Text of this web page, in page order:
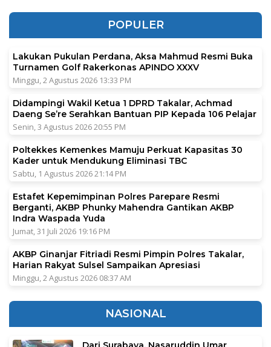
POPULER
Lakukan Pukulan Perdana, Aksa Mahmud Resmi Buka
Turnamen Golf Rakerkonas APINDO XXXV
Minggu, 2 Agustus 2026 13:33 PM
Didampingi Wakil Ketua 1 DPRD Takalar, Achmad
Daeng Se’re Serahkan Bantuan PIP Kepada 106 Pelajar
Senin, 3 Agustus 2026 20:55 PM
Poltekkes Kemenkes Mamuju Perkuat Kapasitas 30
Kader untuk Mendukung Eliminasi TBC
Sabtu, 1 Agustus 2026 21:14 PM
Estafet Kepemimpinan Polres Parepare Resmi
Berganti, AKBP Phunky Mahendra Gantikan AKBP
Indra Waspada Yuda
Jumat, 31 Juli 2026 19:16 PM
AKBP Ginanjar Fitriadi Resmi Pimpin Polres Takalar,
Harian Rakyat Sulsel Sampaikan Apresiasi
Minggu, 2 Agustus 2026 08:37 AM
NASIONAL